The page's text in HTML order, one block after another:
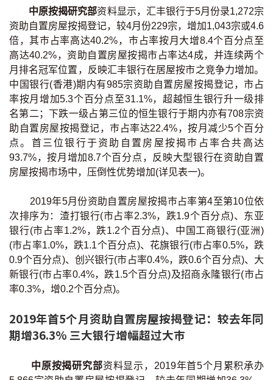
按市新闻
统计数据库
按揭快趣智识
按揭智库
楼按专栏
实时银行资讯
装修·保险优惠
免费装修转介服务
火险、家居、宠物保险
保险资讯专栏
中原按揭研究部资料显示，汇丰银行于5月份录1,272宗
资助自置房屋按揭登记，较4月份229宗，增加1,043宗或4.6
倍，其巿占率高达40.2%，巿占率按月大增8.4个百分点至
高达40.2%，资助自置房屋按揭市占率达4成，并连续两个
月排名冠军位置，反映汇丰银行在居屋按市之竞争力增加。
中国银行(香港)期内有985宗资助自置房屋按揭登记，市占
率按月增加5.3个百分点至31.1%，超越恒生银行升一级排
名第二；下跌一级占第三位的恒生银行于期内亦有708宗资
助自置房屋按揭登记，巿占率达22.4%，按月减少5个百分
点。首三位银行于资助自置房屋按揭巿占率合共高达
93.7%，按月增加8.7个百分点，反映大型银行在资助自置
房屋按揭市场中，压倒性优势增加(详见表一)。
2019年5月份资助自置房屋按揭巿占率第4至第10位依
次排序为：渣打银行(市占率2.3%，跌1.9个百分点)、东亚
银行(市占率1.2%，跌1.2个百分点)、中国工商银行(亚洲)
(市占率1.0%，跌1.1个百分点)、花旗银行(市占率0.5%，跌
0.9个百分点)、创兴银行(市占率0.4%，跌0.6个百分点)、大
新银行(市占率0.4%，跌1.5个百分点)及招商永隆银行(市占
率0.3%，增0.2个百分点)。
2019年首5个月资助自置房屋按揭登记：较去年同
期增36.3% 三大银行增幅超过大巿
中原按揭研究部资料显示，2019年首5个月累积承办